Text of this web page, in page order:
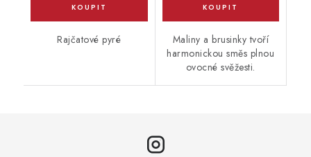
Rajčatové pyré
Maliny a brusinky tvoří
harmonickou směs plnou
ovocné svěžesti.